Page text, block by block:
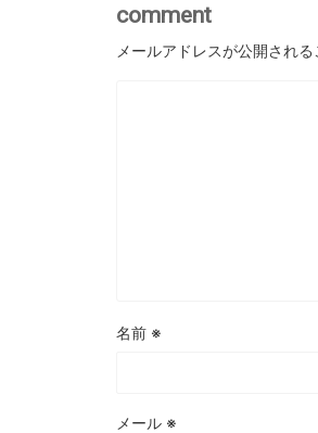
comment
メールアドレスが公開される
名前 ※
メール ※